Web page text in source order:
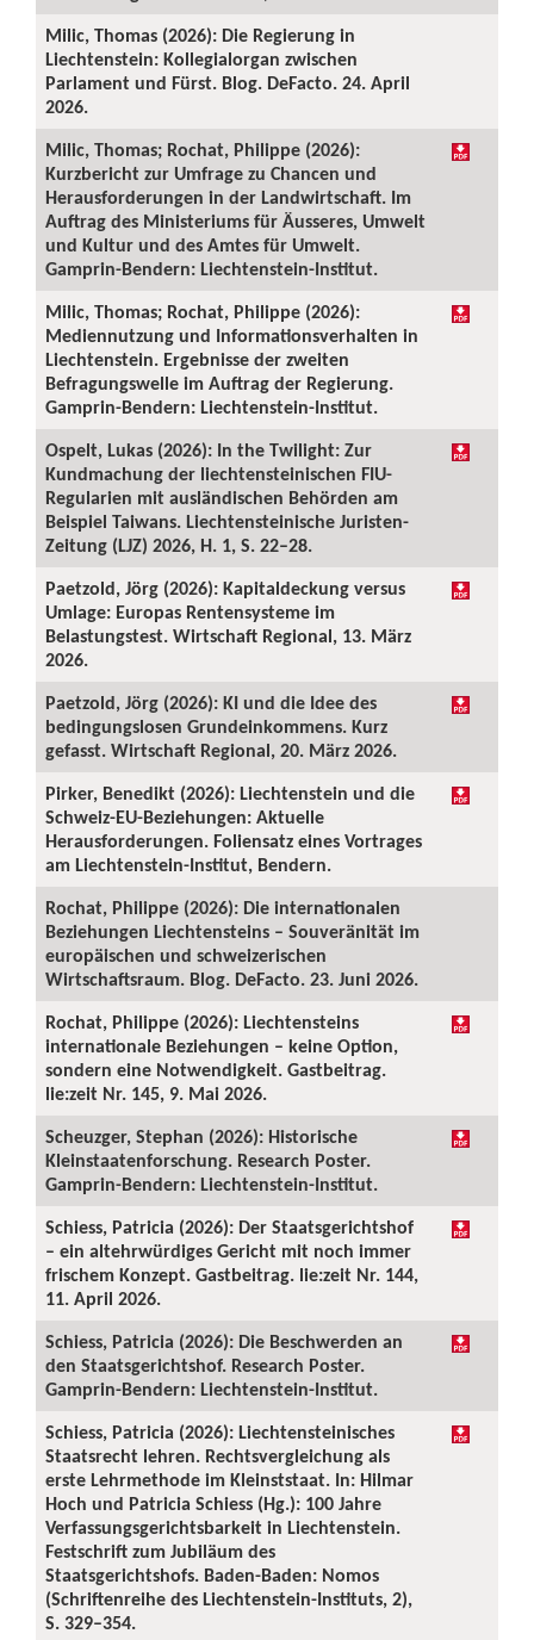
Milic, Thomas (2026): Die Regierung in
Liechtenstein: Kollegialorgan zwischen
Parlament und Fürst. Blog. DeFacto. 24. April
2026.
Milic, Thomas; Rochat, Philippe (2026):
Kurzbericht zur Umfrage zu Chancen und
Herausforderungen in der Landwirtschaft. Im
Auftrag des Ministeriums für Äusseres, Umwelt
und Kultur und des Amtes für Umwelt.
Gamprin-Bendern: Liechtenstein-Institut.
Milic, Thomas; Rochat, Philippe (2026):
Mediennutzung und Informationsverhalten in
Liechtenstein. Ergebnisse der zweiten
Befragungswelle im Auftrag der Regierung.
Gamprin-Bendern: Liechtenstein-Institut.
Ospelt, Lukas (2026): In the Twilight: Zur
Kundmachung der liechtensteinischen FIU-
Regularien mit ausländischen Behörden am
Beispiel Taiwans. Liechtensteinische Juristen-
Zeitung (LJZ) 2026, H. 1, S. 22–28.
Paetzold, Jörg (2026): Kapitaldeckung versus
Umlage: Europas Rentensysteme im
Belastungstest. Wirtschaft Regional, 13. März
2026.
Paetzold, Jörg (2026): KI und die Idee des
bedingungslosen Grundeinkommens. Kurz
gefasst. Wirtschaft Regional, 20. März 2026.
Pirker, Benedikt (2026): Liechtenstein und die
Schweiz-EU-Beziehungen: Aktuelle
Herausforderungen. Foliensatz eines Vortrages
am Liechtenstein-Institut, Bendern.
Rochat, Philippe (2026): Die internationalen
Beziehungen Liechtensteins – Souveränität im
europäischen und schweizerischen
Wirtschaftsraum. Blog. DeFacto. 23. Juni 2026.
Rochat, Philippe (2026): Liechtensteins
internationale Beziehungen – keine Option,
sondern eine Notwendigkeit. Gastbeitrag.
lie:zeit Nr. 145, 9. Mai 2026.
Scheuzger, Stephan (2026): Historische
Kleinstaatenforschung. Research Poster.
Gamprin-Bendern: Liechtenstein-Institut.
Schiess, Patricia (2026): Der Staatsgerichtshof
– ein altehrwürdiges Gericht mit noch immer
frischem Konzept. Gastbeitrag. lie:zeit Nr. 144,
11. April 2026.
Schiess, Patricia (2026): Die Beschwerden an
den Staatsgerichtshof. Research Poster.
Gamprin-Bendern: Liechtenstein-Institut.
Schiess, Patricia (2026): Liechtensteinisches
Staatsrecht lehren. Rechtsvergleichung als
erste Lehrmethode im Kleinststaat. In: Hilmar
Hoch und Patricia Schiess (Hg.): 100 Jahre
Verfassungsgerichtsbarkeit in Liechtenstein.
Festschrift zum Jubiläum des
Staatsgerichtshofs. Baden-Baden: Nomos
(Schriftenreihe des Liechtenstein-Instituts, 2),
S. 329–354.